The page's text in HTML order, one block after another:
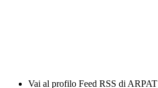
Vai al profilo Feed RSS di ARPAT